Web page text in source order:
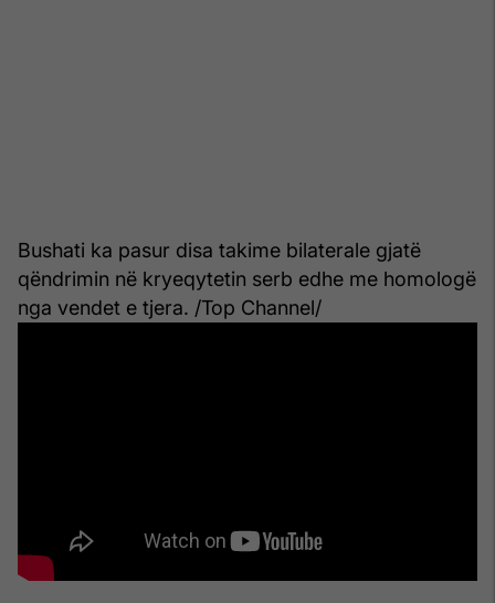
Bushati ka pasur disa takime bilaterale gjatë
qëndrimin në kryeqytetin serb edhe me homologë
nga vendet e tjera. /Top Channel/